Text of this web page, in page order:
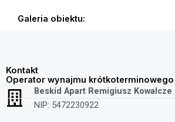
Galeria obiektu:
Kontakt
Operator wynajmu krótkoterminowego
Beskid Apart Remigiusz Kowalcze
NIP: 5472230922